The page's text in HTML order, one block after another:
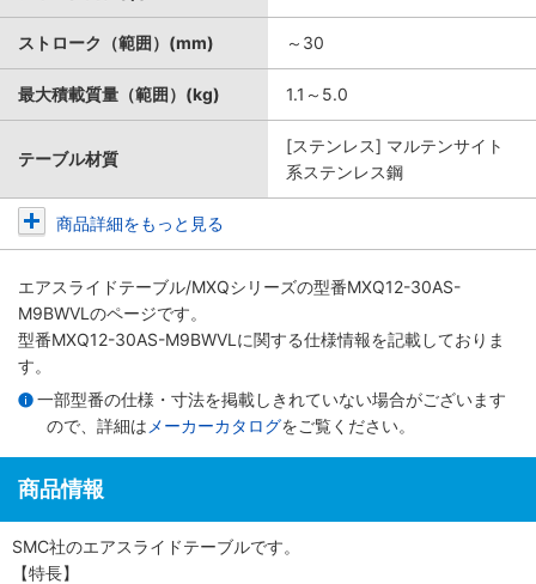
ストローク（範囲）(mm) ～30
最大積載質量（範囲）(kg) 1.1～5.0
テーブル材質
[ステンレス] マルテンサイト
系ステンレス鋼
商品詳細をもっと見る
エアスライドテーブル/MXQシリーズの型番MXQ12-30AS-
M9BWVLのページです。
型番MXQ12-30AS-M9BWVLに関する仕様情報を記載しておりま
す。
一部型番の仕様・寸法を掲載しきれていない場合がございます
ので、詳細は メーカーカタログをご覧ください。
商品情報
SMC社のエアスライドテーブルです。
【特長】